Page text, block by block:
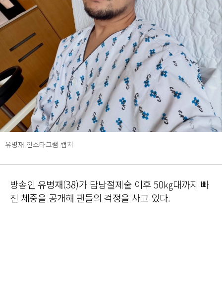
유병재 인스타그램 캡처
방송인 유병재(38)가 담낭절제술 이후 50㎏대까지 빠
진 체중을 공개해 팬들의 걱정을 사고 있다.